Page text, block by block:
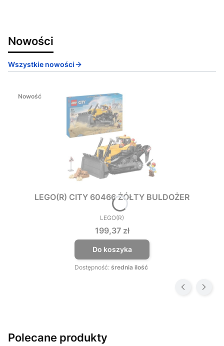
Nowości
Wszystkie nowości
Nowość
LEGO(R) CITY 60466 ŻÓŁTY BULDOŻER
PRODUCENT
LEGO(R)
Cena
199,37 zł
Do koszyka
Dostępność: średnia ilość
Polecane produkty